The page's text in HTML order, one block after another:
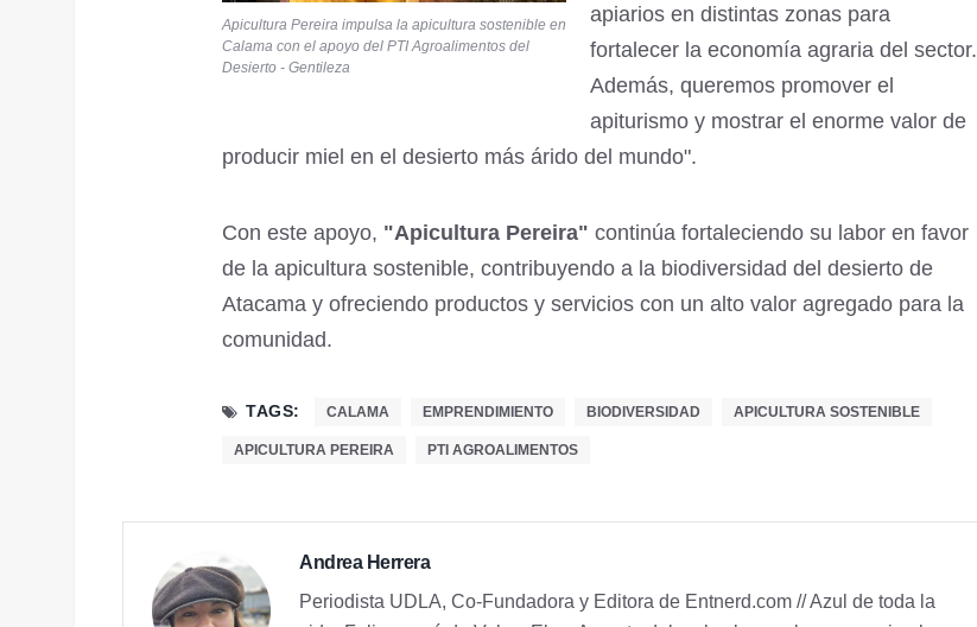
Apicultura Pereira impulsa la apicultura sostenible en
Calama con el apoyo del PTI Agroalimentos del
Desierto - Gentileza
apiarios en distintas zonas para
fortalecer la economía agraria del sector.
Además, queremos promover el
apiturismo y mostrar el enorme valor de
producir miel en el desierto más árido del mundo".
Con este apoyo, "Apicultura Pereira" continúa fortaleciendo su labor en favor
de la apicultura sostenible, contribuyendo a la biodiversidad del desierto de
Atacama y ofreciendo productos y servicios con un alto valor agregado para la
comunidad.
TAGS: CALAMA EMPRENDIMIENTO BIODIVERSIDAD APICULTURA SOSTENIBLE
APICULTURA PEREIRA PTI AGROALIMENTOS
Andrea Herrera
Periodista UDLA, Co-Fundadora y Editora de Entnerd.com // Azul de toda la